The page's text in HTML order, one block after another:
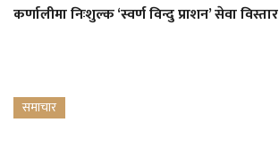
कर्णालीमा निःशुल्क ‘स्वर्ण विन्दु प्राशन’ सेवा विस्तार
समाचार